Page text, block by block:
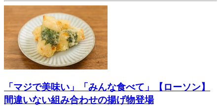
「マジで美味い」「みんな食べて」【ローソン】
間違いない組み合わせの揚げ物登場